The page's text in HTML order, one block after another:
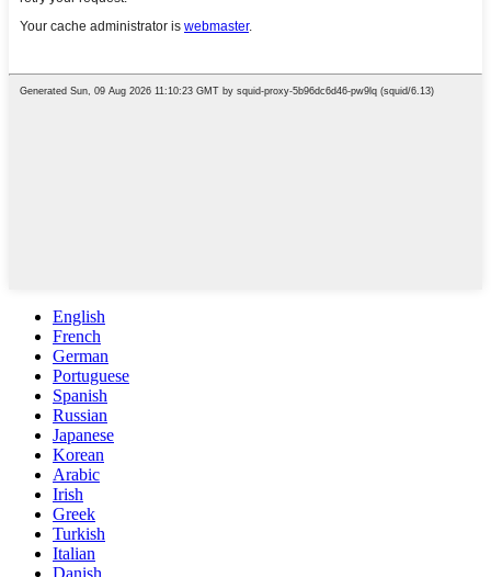
English
French
German
Portuguese
Spanish
Russian
Japanese
Korean
Arabic
Irish
Greek
Turkish
Italian